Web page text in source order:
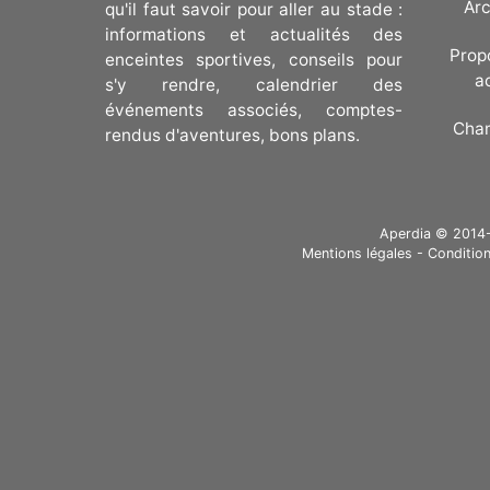
qu'il faut savoir pour aller au stade :
informations et actualités des
enceintes sportives, conseils pour
s'y rendre, calendrier des
événements associés, comptes-
rendus d'aventures, bons plans.
Aperdia ©
Mentions légales -